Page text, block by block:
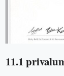
11.1